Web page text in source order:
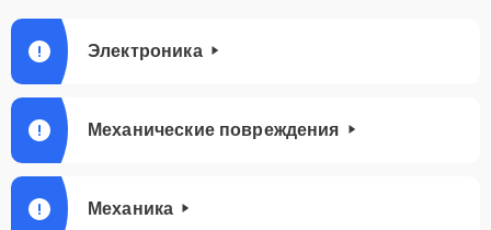
Электроника
Механические повреждения
Механика